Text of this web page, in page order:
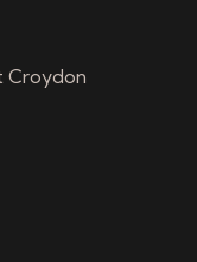
Croydon